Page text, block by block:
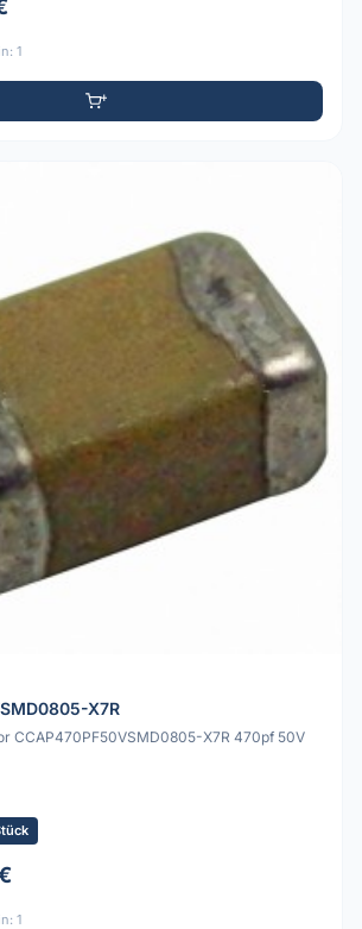
1
X7R
CCAP470PF50VSMD0805-X7R 470pf 50V
1